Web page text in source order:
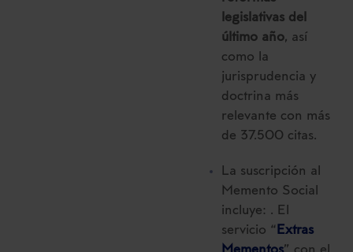
legislativas del
último año, así
como la
jurisprudencia y
doctrina más
relevante con más
de 37.500 citas.
La suscripción al
Memento Social
incluye: . El
servicio “Extras